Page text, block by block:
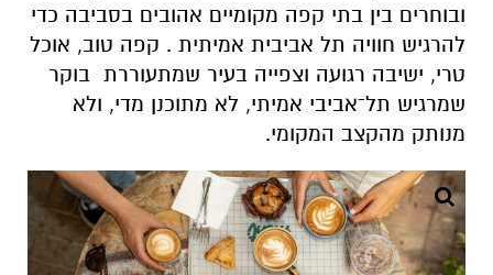
ובוחרים בין בתי קפה מקומיים אהובים בסביבה כדי
להרגיש חוויה תל אביבית אמיתית . קפה טוב, אוכל
טרי, ישיבה רגועה וצפייה בעיר שמתעוררת בוקר
שמרגיש תל־אביבי אמיתי, לא מתוכנן מדי, ולא
מנותק מהקצב המקומי.